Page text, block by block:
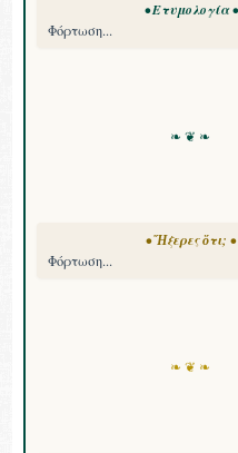
• Ετυμολογία •
Φόρτωση...
❧ ❦ ❧
• Ἤξερες ὅτι; •
Φόρτωση...
❧ ❦ ❧